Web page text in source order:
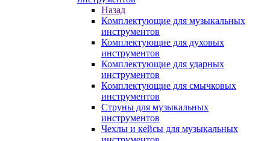
Назад
Комплектующие для музыкальных
инструментов
Комплектующие для духовых
инструментов
Комплектующие для ударных
инструментов
Комплектующие для смычковых
инструментов
Струны для музыкальных
инструментов
Чехлы и кейсы для музыкальных